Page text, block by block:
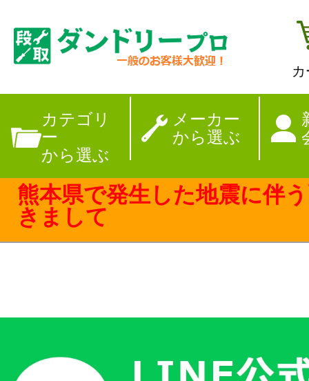
カテゴリ
ー
から選ぶ
メーカー
から選ぶ
【夏季休暇のお
熊本県で発生した地震に伴
きまして